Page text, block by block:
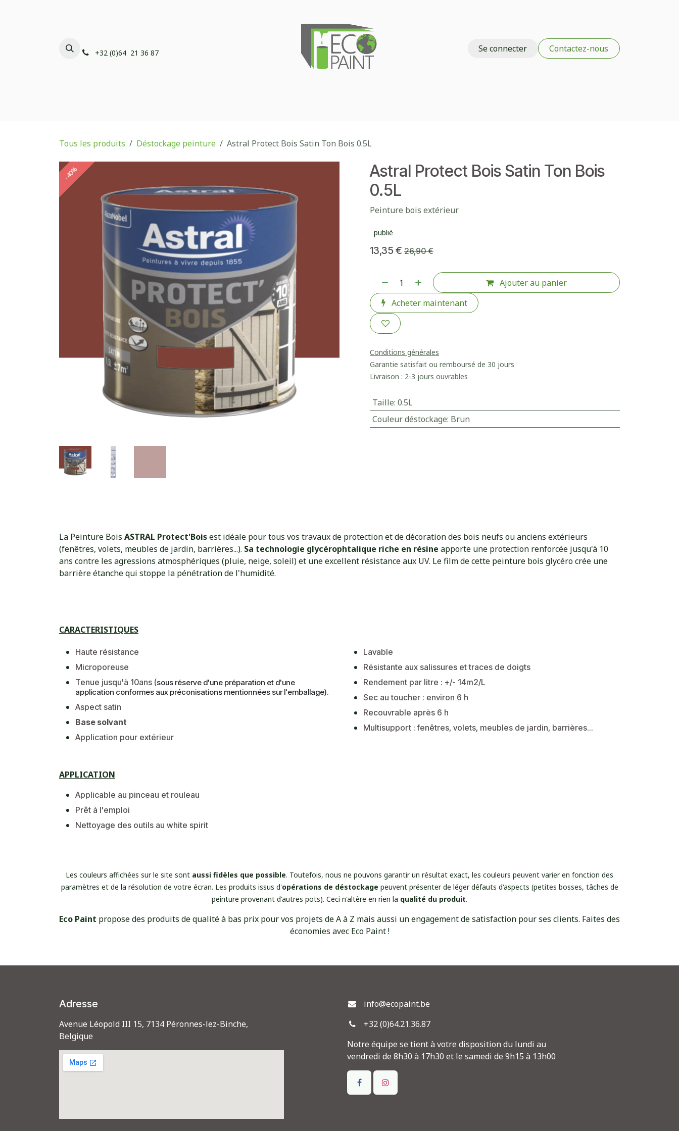
+32 (0)64 21 36 87 Se connecter Contactez-nous
Tous les produits Déstockage peinture Astral Protect Bois Satin Ton Bois 0.5L
-40%
-40%
Astral Protect Bois Satin Ton Bois
0.5L
Peinture bois extérieur
publié
13,35 € 26,90€
Ajouter au panier
Acheter maintenant
Conditions générales
Garantie satisfait ou remboursé de 30 jours
Livraison : 2-3 jours ouvrables
Taille: 0.5L
Couleur déstockage: Brun
La Peinture Bois ASTRAL Protect'Boisest idéale pour tous vos travaux de protection et de décoration des bois neufs ou anciens extérieurs
(fenêtres, volets, meubles de jardin, barrières...). Sa technologie glycérophtalique riche en résine apporte une protection renforcée jusqu'à 10
ans contre les agressions atmosphériques (pluie, neige, soleil) et une excellent résistance aux UV. Le film de cette peinture bois glycéro crée une
barrière étanche qui stoppe la pénétration de l'humidité.
​CARACTERISTIQUES
Haute résistance
Microporeuse
Tenue jusqu'à 10ans (sous réserve d'une préparation et d'une
application conformes aux préconisations mentionnées sur l'emballage).
Aspect satin
Base solvant
Application pour extérieur
Lavable
Résistante aux salissures et traces de doigts
Rendement par litre : +/- 14m2/L
Sec au toucher : environ 6 h
Recouvrable après 6 h
Multisupport : fenêtres, volets, meubles de jardin, barrières...
APPLICATION
Applicable au pinceau et rouleau
Prêt à l'emploi
Nettoyage des outils au white spirit
Les couleurs affichées sur le site sont aussi fidèles que possible. Toutefois, nous ne pouvons garantir un résultat exact, les couleurs peuvent varier en fonction des
paramètres et de la résolution de votre écran. Les produits issus d'opérations de déstockage peuvent présenter de léger défauts d'aspects (petites bosses, tâches de
peinture provenant d'autres pots). Ceci n'altère en rien la qualité du produit.
Eco Paint proposedes produits de qualité à bas prix pour vos projets de A à Z mais aussi un engagement de satisfaction pour ses clients. Faites des
économies avec Eco Paint !
Adresse
Avenue Léopold III 15, 7134 Péronnes-lez-Binche,
Belgique
info@ecopaint.be
+32 (0)64.21.36.87
Notre équipe se tient à votre disposition du lundi au
vendredi de 8h30 à 17h30 et le samedi de 9h15 à 13h00